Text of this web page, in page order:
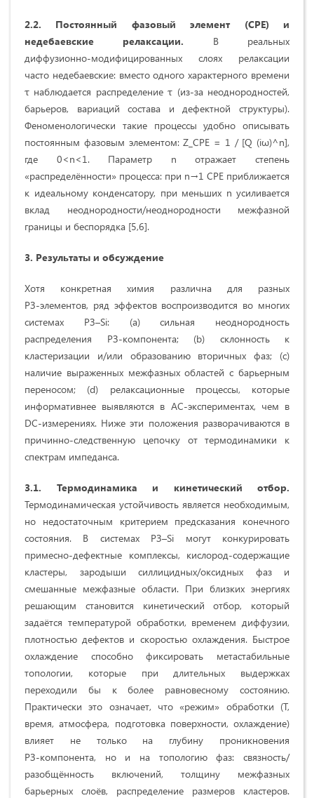
2.2. Постоянный фазовый элемент (CPE) и
недебаевские релаксации. В реальных
диффузионно‑модифицированных слоях релаксации
часто недебаевские: вместо одного характерного времени
τ наблюдается распределение τ (из‑за неоднородностей,
барьеров, вариаций состава и дефектной структуры).
Феноменологически такие процессы удобно описывать
постоянным фазовым элементом: Z_CPE = 1 / [Q (iω)^n],
где 0<n<1. Параметр n отражает степень
«распределённости» процесса: при n→1 CPE приближается
к идеальному конденсатору, при меньших n усиливается
вклад неоднородности/неоднородности межфазной
границы и беспорядка [5,6].
3. Результаты и обсуждение
Хотя конкретная химия различна для разных
РЗ‑элементов, ряд эффектов воспроизводится во многих
системах РЗ–Si: (a) сильная неоднородность
распределения РЗ‑компонента; (b) склонность к
кластеризации и/или образованию вторичных фаз; (c)
наличие выраженных межфазных областей с барьерным
переносом; (d) релаксационные процессы, которые
информативнее выявляются в AC‑экспериментах, чем в
DC‑измерениях. Ниже эти положения разворачиваются в
причинно‑следственную цепочку от термодинамики к
спектрам импеданса.
3.1. Термодинамика и кинетический отбор.
Термодинамическая устойчивость является необходимым,
но недостаточным критерием предсказания конечного
состояния. В системах РЗ–Si могут конкурировать
примесно‑дефектные комплексы, кислород‑содержащие
кластеры, зародыши силлицидных/оксидных фаз и
смешанные межфазные области. При близких энергиях
решающим становится кинетический отбор, который
задаётся температурой обработки, временем диффузии,
плотностью дефектов и скоростью охлаждения. Быстрое
охлаждение способно фиксировать метастабильные
топологии, которые при длительных выдержках
переходили бы к более равновесному состоянию.
Практически это означает, что «режим» обработки (T,
время, атмосфера, подготовка поверхности, охлаждение)
влияет не только на глубину проникновения
РЗ‑компонента, но и на топологию фаз: связность/
разобщённость включений, толщину межфазных
барьерных слоёв, распределение размеров кластеров.